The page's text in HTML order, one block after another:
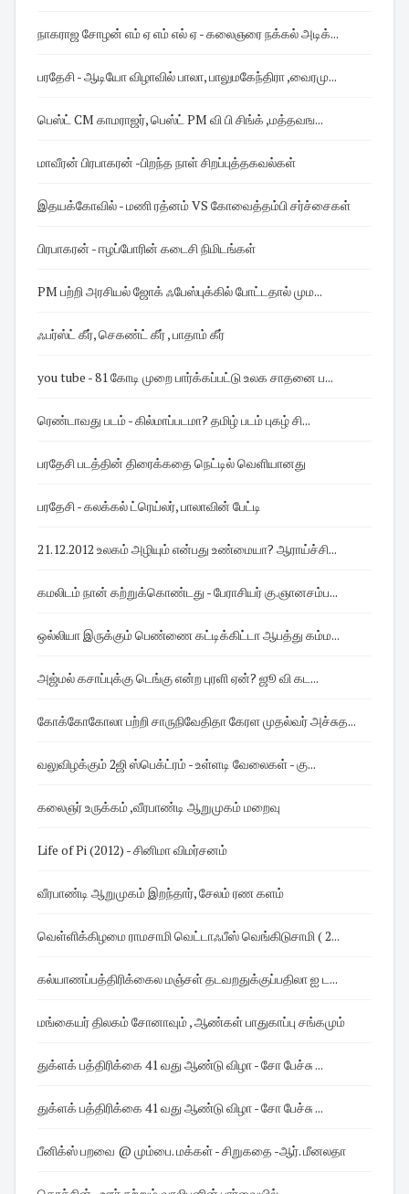
நாகராஜ சோழன் எம் ஏ எம் எல் ஏ - கலைஞரை நக்கல் அடிக்...
பரதேசி - ஆடியோ விழாவில் பாலா, பாலுமகேந்திரா ,வைரமு...
பெஸ்ட் CM காமராஜர், பெஸ்ட் PM வி பி சிங்க் ,மத்தவங...
மாவீரன் பிரபாகரன் -பிறந்த நாள் சிறப்புத்தகவல்கள்
இதயக்கோவில் - மணி ரத்னம் VS கோவைத்தம்பி சர்ச்சைகள்
பிரபாகரன் - ஈழப்போரின் கடைசி நிமிடங்கள்
PM பற்றி அரசியல் ஜோக் ஃபேஸ்புக்கில் போட்டதால் மும...
ஃபர்ஸ்ட் கீர், செகண்ட் கீர் , பாதாம் கீர்
you tube - 81 கோடி முறை பார்க்கப்பட்டு உலக சாதனை ப...
ரெண்டாவது படம் - கில்மாப்படமா? தமிழ் படம் புகழ் சி...
பரதேசி படத்தின் திரைக்கதை நெட்டில் வெளியானது
பரதேசி - கலக்கல் ட்ரெய்லர், பாலாவின் பேட்டி
21.12.2012 உலகம் அழியும் என்பது உண்மையா? ஆராய்ச்சி...
கமலிடம் நான் கற்றுக்கொண்டது - பேராசியர் கு.ஞானசம்ப...
ஒல்லியா இருக்கும் பெண்ணை கட்டிக்கிட்டா ஆபத்து கம்ம...
அஜ்மல் கசாப்புக்கு டெங்கு என்ற புரளி ஏன்? ஜூ வி கட...
கோக்கோகோலா பற்றி சாருநிவேதிதா கேரள முதல்வர் அச்சுத...
வலுவிழக்கும் 2ஜி ஸ்பெக்ட்ரம் - உள்ளடி வேலைகள் - கு...
கலைஞர் உருக்கம் ,வீரபாண்டி ஆறுமுகம் மறைவு
Life of Pi (2012) - சினிமா விமர்சனம்
வீரபாண்டி ஆறுமுகம் இறந்தார், சேலம் ரண களம்
வெள்ளிக்கிழமை ராமசாமி வெட்டாஃபீஸ் வெங்கிடுசாமி ( 2...
கல்யாணப்பத்திரிக்கைல மஞ்சள் தடவறதுக்குப்பதிலா ஐ ட...
மங்கையர் திலகம் சோனாவும் , ஆண்கள் பாதுகாப்பு சங்கமும்
துக்ளக் பத்திரிக்கை 41 வது ஆண்டு விழா - சோ பேச்சு ...
துக்ளக் பத்திரிக்கை 41 வது ஆண்டு விழா - சோ பேச்சு ...
பீனிக்ஸ் பறவை @ மும்பை. மக்கள் - சிறுகதை -ஆர். மீனலதா